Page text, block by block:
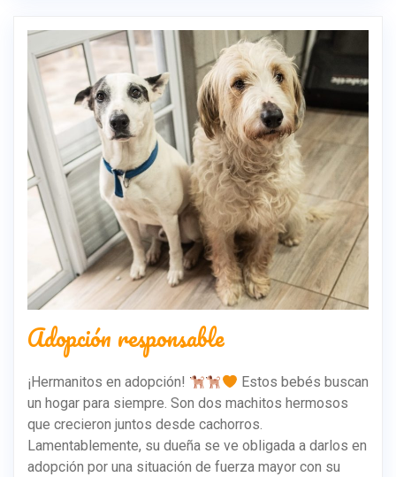
Adopción responsable
¡Hermanitos en adopción!
Estos bebés buscan
un hogar para siempre. Son dos machitos hermosos
que crecieron juntos desde cachorros.
Lamentablemente, su dueña se ve obligada a darlos en
adopción por una situación de fuerza mayor con su